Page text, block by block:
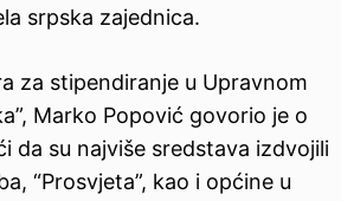
srpska zajednica.
za stipendiranje u Upravnom
Marko Popović govorio je o
da su najviše sredstava izdvojili
“Prosvjeta”, kao i općine u